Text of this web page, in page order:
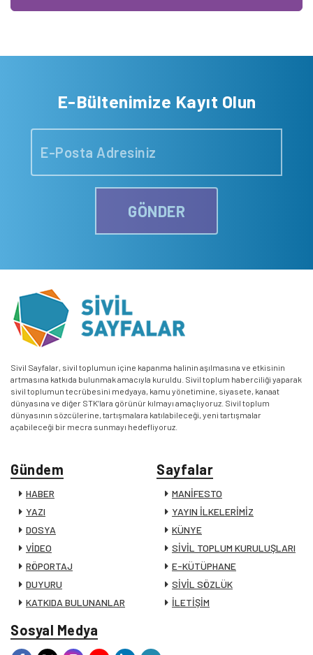
E-Bültenimize Kayıt Olun
GÖNDER
Sivil Sayfalar, sivil toplumun içine kapanma halinin aşılmasına ve etkisinin
artmasına katkıda bulunmak amacıyla kuruldu. Sivil toplum haberciliği yaparak
sivil toplumun tecrübesini medyaya, kamu yönetimine, siyasete, kanaat
dünyasına ve diğer STK’lara görünür kılmayı amaçlıyoruz. Sivil toplum
dünyasının sözcülerine, tartışmalara katılabileceği, yeni tartışmalar
açabileceği bir mecra sunmayı hedefliyoruz.
Gündem
HABER
YAZI
DOSYA
VİDEO
RÖPORTAJ
DUYURU
KATKIDA BULUNANLAR
Sayfalar
MANİFESTO
YAYIN İLKELERİMİZ
KÜNYE
SİVİL TOPLUM KURULUŞLARI
E-KÜTÜPHANE
SİVİL SÖZLÜK
İLETİŞİM
Sosyal Medya